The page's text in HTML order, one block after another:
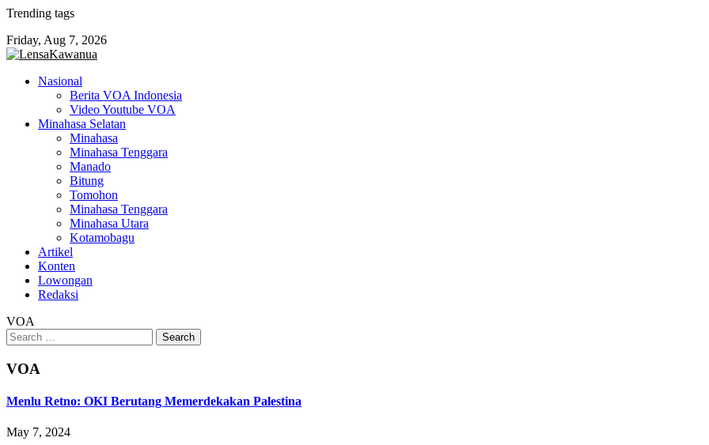
Skip
content
Trending tags
Friday, Aug 7, 2026
Nasional
Berita VOA Indonesia
Video Youtube VOA
Minahasa Selatan
Minahasa
Minahasa Tenggara
Manado
Bitung
Tomohon
Minahasa Tenggara
Minahasa Utara
Kotamobagu
Artikel
Konten
Lowongan
Redaksi
VOA
Search
for:
VOA
Menlu Retno: OKI Berutang Memerdekakan Palestina
May 7, 2024